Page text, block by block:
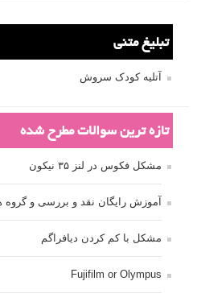
تبلیغ متنی
آتلیه کودک سروش
تازه ترین سوالات مطرح شده
مشکل فکوس در لنز ۳۵ نیکون
آموزش رایگان نقد و بررسی و گروه
مشکل با کم کردن دیافراگم
Fujifilm or Olympus